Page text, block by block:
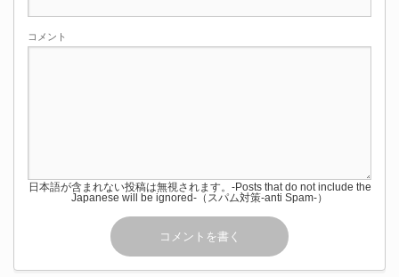
コメント
日本語が含まれない投稿は無視されます。-Posts that do not include the
Japanese will be ignored-（スパム対策-anti Spam-）